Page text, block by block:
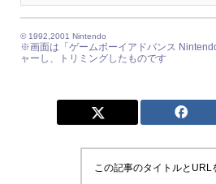
© 1992,2001 Nintendo
※画面は「ゲームボーイアドバンス
ャーし、トリミングしたものです
この記事のタイトルとURL